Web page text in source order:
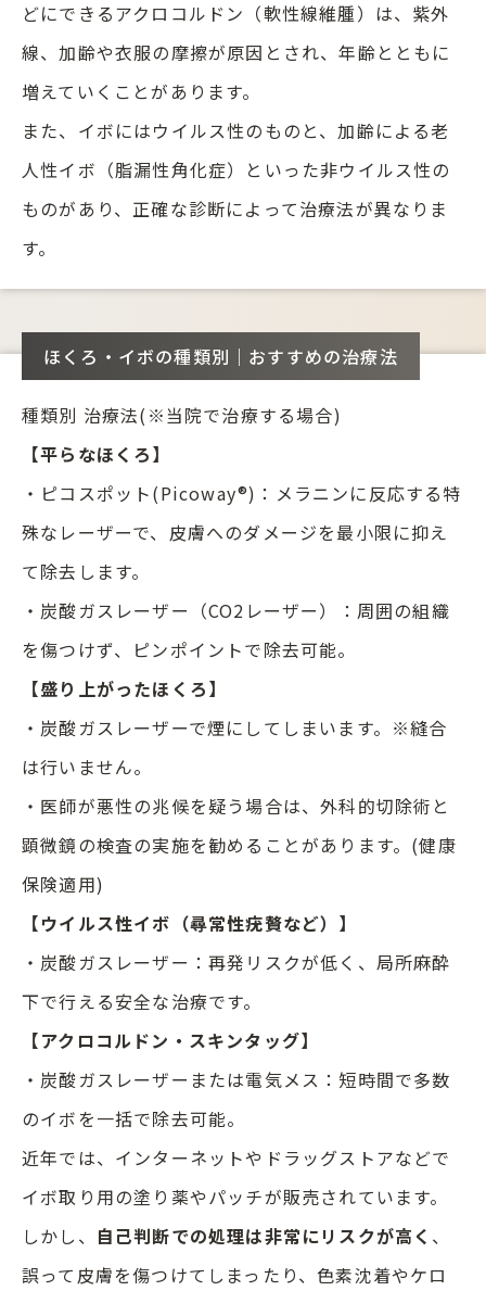
どにできるアクロコルドン（軟性線維腫）は、紫外
線、加齢や衣服の摩擦が原因とされ、年齢とともに
増えていくことがあります。
また、イボにはウイルス性のものと、加齢による老
人性イボ（脂漏性角化症）といった非ウイルス性の
ものがあり、正確な診断によって治療法が異なりま
す。
ほくろ・イボの種類別｜おすすめの治療法
種類別 治療法(※当院で治療する場合)
【平らなほくろ】
・ピコスポット(Picoway®)：メラニンに反応する特
殊なレーザーで、皮膚へのダメージを最小限に抑え
て除去します。
・炭酸ガスレーザー（CO2レーザー）：周囲の組織
を傷つけず、ピンポイントで除去可能。
【盛り上がったほくろ】
・炭酸ガスレーザーで煙にしてしまいます。※縫合
は行いません。
・医師が悪性の兆候を疑う場合は、外科的切除術と
顕微鏡の検査の実施を勧めることがあります。(健康
保険適用)
【ウイルス性イボ（尋常性疣贅など）】
・炭酸ガスレーザー：再発リスクが低く、局所麻酔
下で行える安全な治療です。
【アクロコルドン・スキンタッグ】
・炭酸ガスレーザーまたは電気メス：短時間で多数
のイボを一括で除去可能。
近年では、インターネットやドラッグストアなどで
イボ取り用の塗り薬やパッチが販売されています。
しかし、 自己判断での処理は非常にリスクが高く 、
誤って皮膚を傷つけてしまったり、色素沈着やケロ